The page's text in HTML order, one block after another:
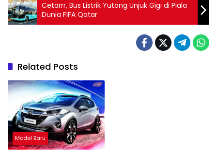
Cetarrr, Bus Listrik Yutong Unjuk Gigi di Piala
Dunia FIFA Qatar
Related Posts
Model Baru